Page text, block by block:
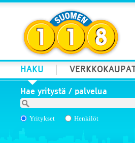
HAKU VERKKOKAUPAT
Hae yritystä / palvelua
Yritykset Henkilöt